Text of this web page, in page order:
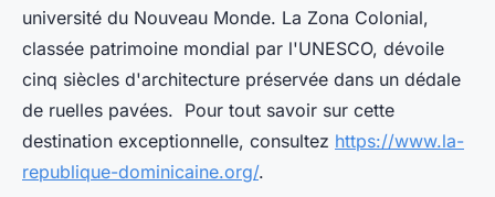
université du Nouveau Monde. La Zona Colonial,
classée patrimoine mondial par l'UNESCO, dévoile
cinq siècles d'architecture préservée dans un dédale
de ruelles pavées. Pour tout savoir sur cette
destination exceptionnelle, consultez https://www.la-
republique-dominicaine.org/.